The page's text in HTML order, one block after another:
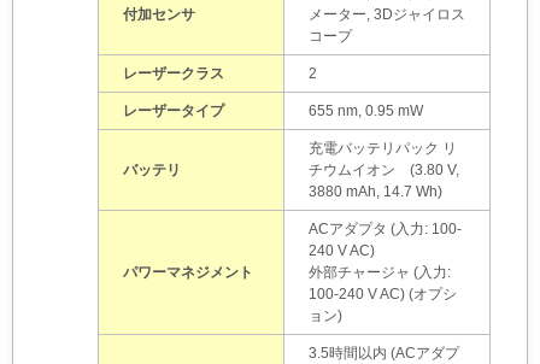
付加センサ
メーター, 3Dジャイロス
コープ
レーザークラス 2
レーザータイプ 655 nm, 0.95 mW
バッテリ
充電バッテリパック リ
チウムイオン (3.80 V,
3880 mAh, 14.7 Wh)
パワーマネジメント
ACアダプタ (入力: 100-
240 V AC)
外部チャージャ (入力:
100-240 V AC) (オプシ
ョン)
3.5時間以内 (ACアダプ